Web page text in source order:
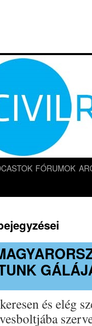
FÓRUMOK
és elég